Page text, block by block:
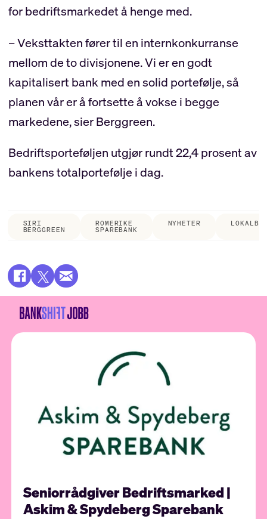
for bedriftsmarkedet å henge med.
– Veksttakten fører til en internkonkurranse
mellom de to divisjonene. Vi er en godt
kapitalisert bank med en solid portefølje, så
planen vår er å fortsette å vokse i begge
markedene, sier Berggreen.
Bedriftsporteføljen utgjør rundt 22,4 prosent av
bankens totalportefølje i dag.
SIRI
BERGGREEN
ROMERIKE
SPAREBANK
NYHETER
Seniorrådgiver Bedriftsmarked |
Askim & Spydeberg Sparebank